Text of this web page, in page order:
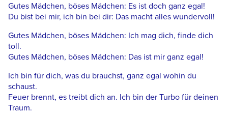
Gutes Mädchen, böses Mädchen: Es ist doch ganz egal!
Du bist bei mir, ich bin bei dir: Das macht alles wundervoll!
Gutes Mädchen, böses Mädchen: Ich mag dich, finde dich
toll.
Gutes Mädchen, böses Mädchen: Das ist mir ganz egal!
Ich bin für dich, was du brauchst, ganz egal wohin du
schaust.
Feuer brennt, es treibt dich an. Ich bin der Turbo für deinen
Traum.